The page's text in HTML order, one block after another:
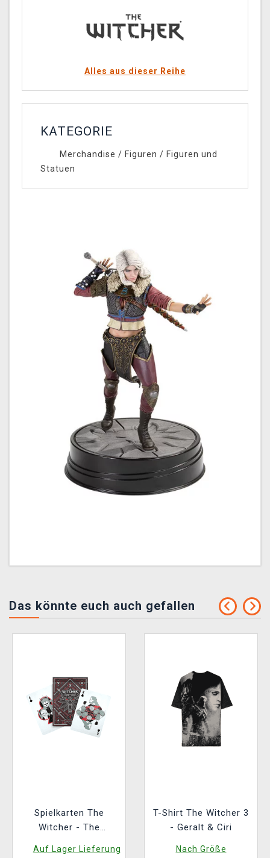
Alles aus dieser Reihe
KATEGORIE
Merchandise / Figuren / Figuren und
Statuen
Das könnte euch auch gefallen
Spielkarten The
Witcher - The
Auf Lager Lieferung
T-Shirt The Witcher 3
- Geralt & Ciri
Nach Größe